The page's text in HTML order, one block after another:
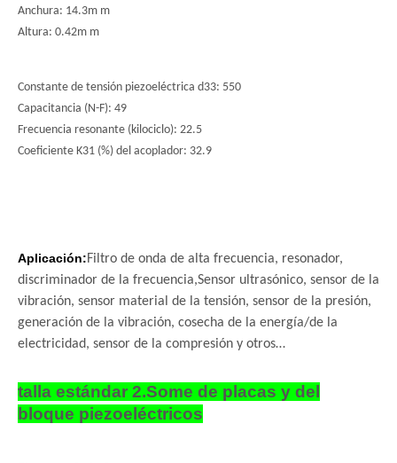
Anchura: 14.3m m
Altura: 0.42m m
Constante de tensión piezoeléctrica d33: 550
Capacitancia (N-F): 49
Frecuencia resonante (kilociclo): 22.5
Coeficiente K31 (%) del acoplador: 32.9
Aplicación:Filtro de onda de alta frecuencia, resonador,
discriminador de la frecuencia,Sensor ultrasónico, sensor de la
vibración, sensor material de la tensión, sensor de la presión,
generación de la vibración, cosecha de la energía/de la
electricidad, sensor de la compresión y otros…
talla estándar 2.Some de placas y del
bloque piezoeléctricos